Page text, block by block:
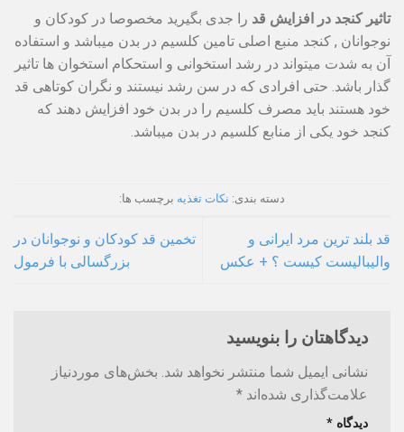
تاثیر کنجد در افزایش قد را جدی بگیرید مخصوصا در کودکان و
نوجوانان , کنجد منبع اصلی تامین کلسیم در بدن میباشد و استفاده
آن به شدت میتواند در رشد استخوانی و استحکام استخوان ها تاثیر
گذار باشد. حتی افرادی که در سن رشد نیستند و نگران کوتاهی قد
خود هستند باید مصرف کلسیم را در بدن خود افزایش دهند که
کنجد خود یکی از منابع کلسیم در بدن میباشد.
دسته بندی: نکات تغذیه برچسب ها:
قد بلند ترین مرد ایرانی و
والیبالیست کیست ؟ + عکس
تخمین قد کودکان و نوجوانان در
بزرگسالی با فرمول
دیدگاهتان را بنویسید
نشانی ایمیل شما منتشر نخواهد شد. بخش‌های موردنیاز
علامت‌گذاری شده‌اند *
دیدگاه *